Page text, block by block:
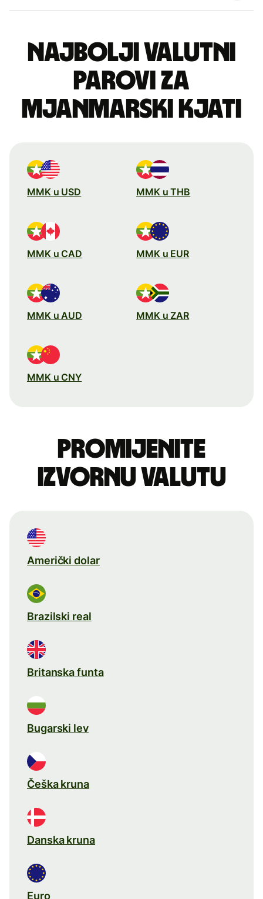
Najbolji valutni
parovi za
mjanmarski kjati
MMK u USD MMK u THB
MMK u CAD MMK u EUR
MMK u AUD MMK u ZAR
MMK u CNY
Promijenite
izvornu valutu
Američki dolar
Brazilski real
Britanska funta
Bugarski lev
Češka kruna
Danska kruna
Euro